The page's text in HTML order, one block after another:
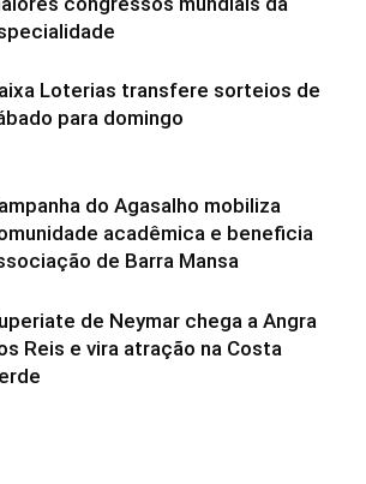
Loterias transfere sorteios de
para domingo
do Agasalho mobiliza
acadêmica e beneficia
de Barra Mansa
de Neymar chega a Angra
Reis e vira atração na Costa